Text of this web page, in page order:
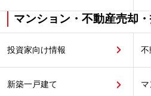
マンション・不動産売却
投資家向け情報 不
新築一戸建て